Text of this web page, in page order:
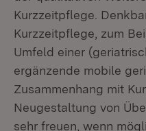
Kurzzeitpflege.
Kurzzeitpflege, zum
Umfeld einer
ergänzende mobile
Zusammenhang mit
Neugestaltung von
sehr freuen, wenn